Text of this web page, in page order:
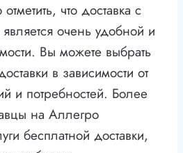
что доставка с
очень удобной и
Вы можете выбрать
в зависимости от
и потребностей. Более
на Аллегро
бесплатной доставки,